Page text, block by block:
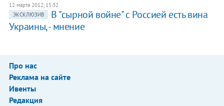
12 марта 2012, 15:32
ЭКСКЛЮЗИВ
В "сырной войне" с Россией есть вина
Украины, - мнение
Про нас
Реклама на сайте
Ивенты
Редакция